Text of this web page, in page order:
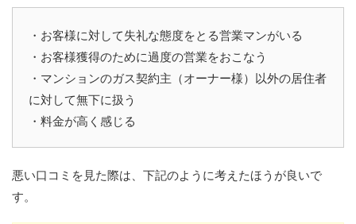
・お客様に対して失礼な態度をとる営業マンがいる
・お客様獲得のために過度の営業をおこなう
・マンションのガス契約主（オーナー様）以外の居住者
に対して無下に扱う
・料金が高く感じる
悪い口コミを見た際は、下記のように考えたほうが良いで
す。